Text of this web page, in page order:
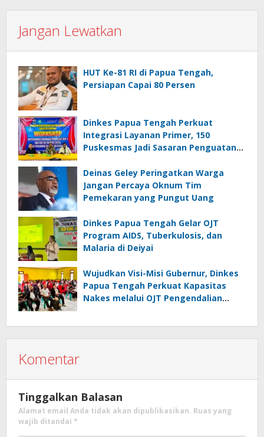
Jangan Lewatkan
HUT Ke-81 RI di Papua Tengah,
Persiapan Capai 80 Persen
Dinkes Papua Tengah Perkuat
Integrasi Layanan Primer, 150
Puskesmas Jadi Sasaran Penguatan
Deinas Geley Peringatkan Warga
Jangan Percaya Oknum Tim
Pemekaran yang Pungut Uang
Dinkes Papua Tengah Gelar OJT
Program AIDS, Tuberkulosis, dan
Malaria di Deiyai
Wujudkan Visi-Misi Gubernur, Dinkes
Papua Tengah Perkuat Kapasitas
Nakes melalui OJT Pengendalian
Komentar
Tinggalkan Balasan
Alamat email Anda tidak akan dipublikasikan. Ruas yang
wajib ditandai *